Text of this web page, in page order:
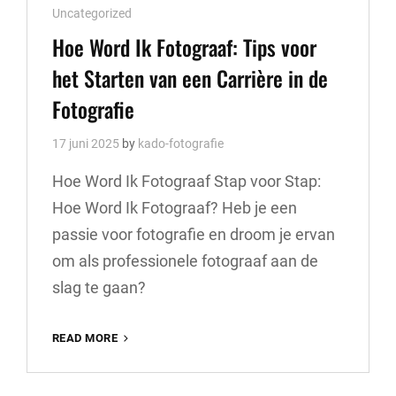
Cat
Links
Uncategorized
Hoe Word Ik Fotograaf: Tips voor
het Starten van een Carrière in de
Fotografie
17 juni 2025 by kado-fotografie
Hoe Word Ik Fotograaf Stap voor Stap:
Hoe Word Ik Fotograaf? Heb je een
passie voor fotografie en droom je ervan
om als professionele fotograaf aan de
slag te gaan?
READ MORE
IK